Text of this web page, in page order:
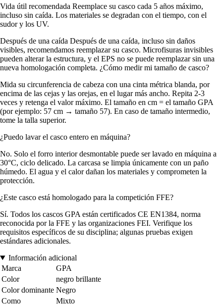
Vida útil recomendada Reemplace su casco cada 5 años máximo,
incluso sin caída. Los materiales se degradan con el tiempo, con el
sudor y los UV.
Después de una caída Después de una caída, incluso sin daños
visibles, recomendamos reemplazar su casco. Microfisuras invisibles
pueden alterar la estructura, y el EPS no se puede reemplazar sin una
nueva homologación completa. ¿Cómo medir mi tamaño de casco?
Mida su circunferencia de cabeza con una cinta métrica blanda, por
encima de las cejas y las orejas, en el lugar más ancho. Repita 2-3
veces y retenga el valor máximo. El tamaño en cm = el tamaño GPA
(por ejemplo: 57 cm → tamaño 57). En caso de tamaño intermedio,
tome la talla superior.
¿Puedo lavar el casco entero en máquina?
No. Solo el forro interior desmontable puede ser lavado en máquina a
30°C, ciclo delicado. La carcasa se limpia únicamente con un paño
húmedo. El agua y el calor dañan los materiales y comprometen la
protección.
¿Este casco está homologado para la competición FFE?
Sí. Todos los cascos GPA están certificados CE EN1384, norma
reconocida por la FFE y las organizaciones FEI. Verifique los
requisitos específicos de su disciplina; algunas pruebas exigen
estándares adicionales.
Información adicional
Marca
GPA
Color
negro brillante
Color dominante Negro
Como
Mixto